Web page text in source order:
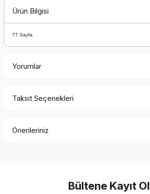
Ürün Bilgisi
77 Sayfa
Yorumlar
Taksit Seçenekleri
Önerileriniz
Görüş ve önerileriniz için teşekkür ederiz.
Bültene Kayıt Ol